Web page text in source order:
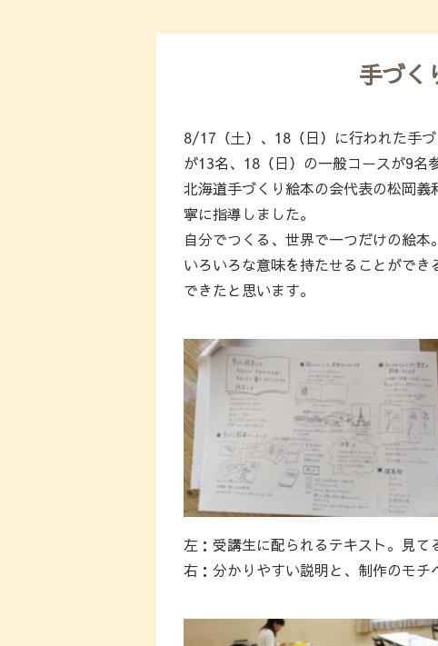
手づく
8/17（土）、18（日）に行われた手
が13名、18（日）の一般コースが9名
北海道手づくり絵本の会代表の松岡
寧に指導しました。
自分でつくる、世界で一つだけの絵
いろいろな意味を持たせることがで
できたと思います。
左：受講生に配られるテキスト。見て
右：分かりやすい説明と、制作のモチ